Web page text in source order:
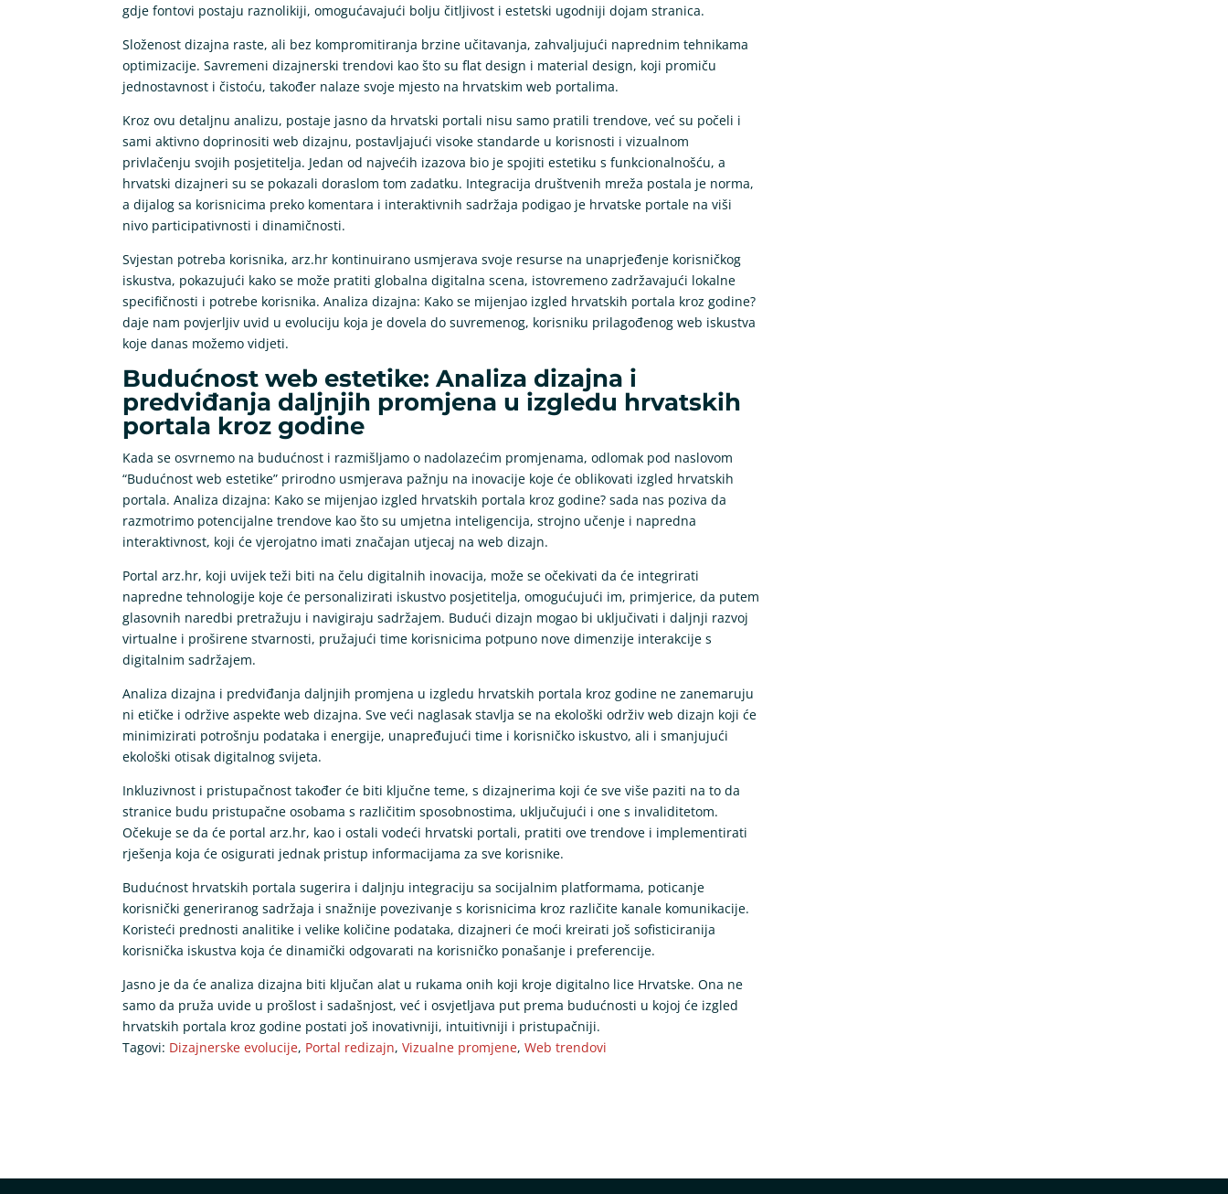
gdje fontovi postaju raznolikiji, omogućavajući bolju čitljivost i estetski ugodniji dojam stranica.
Složenost dizajna raste, ali bez kompromitiranja brzine učitavanja, zahvaljujući naprednim tehnikama
optimizacije. Savremeni dizajnerski trendovi kao što su flat design i material design, koji promiču
jednostavnost i čistoću, također nalaze svoje mjesto na hrvatskim web portalima.
Kroz ovu detaljnu analizu, postaje jasno da hrvatski portali nisu samo pratili trendove, već su počeli i
sami aktivno doprinositi web dizajnu, postavljajući visoke standarde u korisnosti i vizualnom
privlačenju svojih posjetitelja. Jedan od najvećih izazova bio je spojiti estetiku s funkcionalnošću, a
hrvatski dizajneri su se pokazali doraslom tom zadatku. Integracija društvenih mreža postala je norma,
a dijalog sa korisnicima preko komentara i interaktivnih sadržaja podigao je hrvatske portale na viši
nivo participativnosti i dinamičnosti.
Svjestan potreba korisnika, arz.hr kontinuirano usmjerava svoje resurse na unaprjeđenje korisničkog
iskustva, pokazujući kako se može pratiti globalna digitalna scena, istovremeno zadržavajući lokalne
specifičnosti i potrebe korisnika. Analiza dizajna: Kako se mijenjao izgled hrvatskih portala kroz godine?
daje nam povjerljiv uvid u evoluciju koja je dovela do suvremenog, korisniku prilagođenog web iskustva
koje danas možemo vidjeti.
Budućnost web estetike: Analiza dizajna i
predviđanja daljnjih promjena u izgledu hrvatskih
portala kroz godine
Kada se osvrnemo na budućnost i razmišljamo o nadolazećim promjenama, odlomak pod naslovom
“Budućnost web estetike” prirodno usmjerava pažnju na inovacije koje će oblikovati izgled hrvatskih
portala. Analiza dizajna: Kako se mijenjao izgled hrvatskih portala kroz godine? sada nas poziva da
razmotrimo potencijalne trendove kao što su umjetna inteligencija, strojno učenje i napredna
interaktivnost, koji će vjerojatno imati značajan utjecaj na web dizajn.
Portal arz.hr, koji uvijek teži biti na čelu digitalnih inovacija, može se očekivati da će integrirati
napredne tehnologije koje će personalizirati iskustvo posjetitelja, omogućujući im, primjerice, da putem
glasovnih naredbi pretražuju i navigiraju sadržajem. Budući dizajn mogao bi uključivati i daljnji razvoj
virtualne i proširene stvarnosti, pružajući time korisnicima potpuno nove dimenzije interakcije s
digitalnim sadržajem.
Analiza dizajna i predviđanja daljnjih promjena u izgledu hrvatskih portala kroz godine ne zanemaruju
ni etičke i održive aspekte web dizajna. Sve veći naglasak stavlja se na ekološki održiv web dizajn koji će
minimizirati potrošnju podataka i energije, unapređujući time i korisničko iskustvo, ali i smanjujući
ekološki otisak digitalnog svijeta.
Inkluzivnost i pristupačnost također će biti ključne teme, s dizajnerima koji će sve više paziti na to da
stranice budu pristupačne osobama s različitim sposobnostima, uključujući i one s invaliditetom.
Očekuje se da će portal arz.hr, kao i ostali vodeći hrvatski portali, pratiti ove trendove i implementirati
rješenja koja će osigurati jednak pristup informacijama za sve korisnike.
Budućnost hrvatskih portala sugerira i daljnju integraciju sa socijalnim platformama, poticanje
korisnički generiranog sadržaja i snažnije povezivanje s korisnicima kroz različite kanale komunikacije.
Koristeći prednosti analitike i velike količine podataka, dizajneri će moći kreirati još sofisticiranija
korisnička iskustva koja će dinamički odgovarati na korisničko ponašanje i preferencije.
Jasno je da će analiza dizajna biti ključan alat u rukama onih koji kroje digitalno lice Hrvatske. Ona ne
samo da pruža uvide u prošlost i sadašnjost, već i osvjetljava put prema budućnosti u kojoj će izgled
hrvatskih portala kroz godine postati još inovativniji, intuitivniji i pristupačniji.
Tagovi: Dizajnerske evolucije, Portal redizajn,Vizualne promjene,Web trendovi